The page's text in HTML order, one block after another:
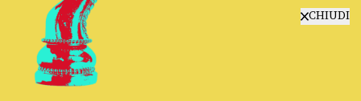
CHIUDI